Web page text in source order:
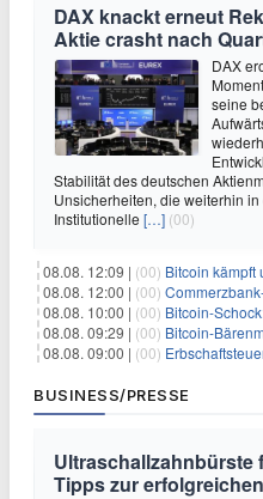
DAX knackt erneut
Aktie crasht nach
DAX
seine
Stabilität des deutschen
Unsicherheiten, die weiterhin
Institutionelle […] (00)
08.08. 12:09 | (00) Bitcoin kämpft um die
08.08. 12:00 | (00) Commerzbank-
08.08. 10:00 | (00) Bitcoin-Schock:
08.08. 09:29 | (00) Bitcoin-Bärenmarkt vorbei?
08.08. 09:00 | (00) Erbschaftsteuer-Schock:
BUSINESS/PRESSE
Ultraschallzahnbürste
Tipps zur